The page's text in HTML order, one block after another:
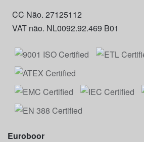
CC Não. 27125112
VAT não. NL0092.92.469 B01
Euroboor